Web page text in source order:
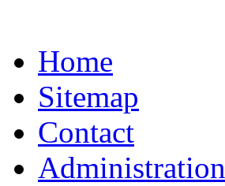
Home
Sitemap
Contact
Administration